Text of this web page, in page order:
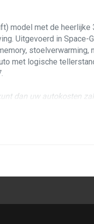
model met de
Uitgevoerd in Space-
stoelverwarming,
met logische
dan uw autokosten
Poelgeest. Het
en stuurt de auto
aluminiumlook
zes-in-lijn motor. In